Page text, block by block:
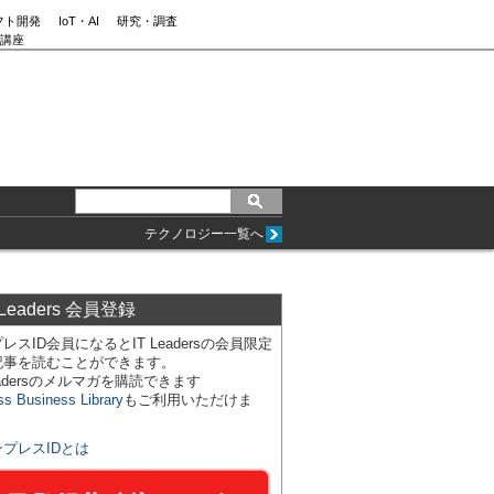
ト開発 IoT・AI
研究・調査
座
テクノロジー一覧へ
会員登録
スID会員になるとIT Leadersの会員限定
を読むことができます。
のメルマガを購読できます
Business Libraryもご利用いただけま
プレスIDとは